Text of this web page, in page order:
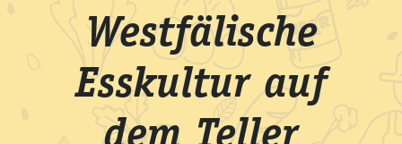
Westfälische
Esskultur auf